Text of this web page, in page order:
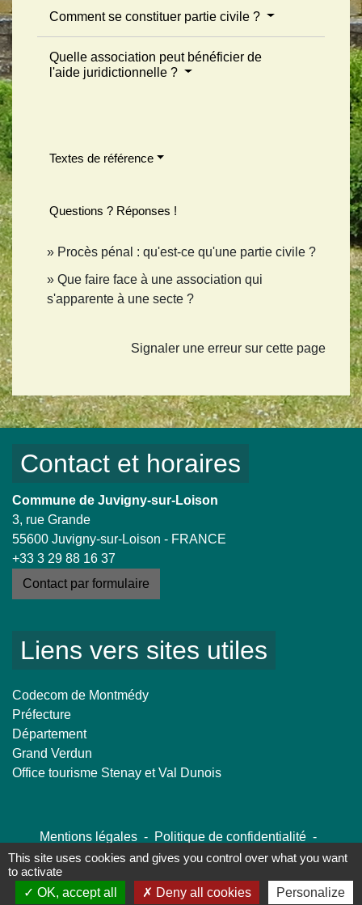
Comment se constituer partie civile ?
Quelle association peut bénéficier de
l'aide juridictionnelle ?
Textes de référence
Questions ? Réponses !
Procès pénal : qu'est-ce qu'une partie civile ?
Que faire face à une association qui
s'apparente à une secte ?
Signaler une erreur sur cette page
Contact et horaires
Commune de Juvigny-sur-Loison
3, rue Grande
55600 Juvigny-sur-Loison - FRANCE
+33 3 29 88 16 37
Contact par formulaire
Liens vers sites utiles
Codecom de Montmédy
Préfecture
Département
Grand Verdun
Office tourisme Stenay et Val Dunois
Mentions légales - Politique de confidentialité -
Accessibilité - Plan du site - Gestion des cookies
Site créé en partenariat avec Réseau des Communes
This site uses cookies and gives you control over what you want
to activate
OK, accept all
Deny all cookies Personalize